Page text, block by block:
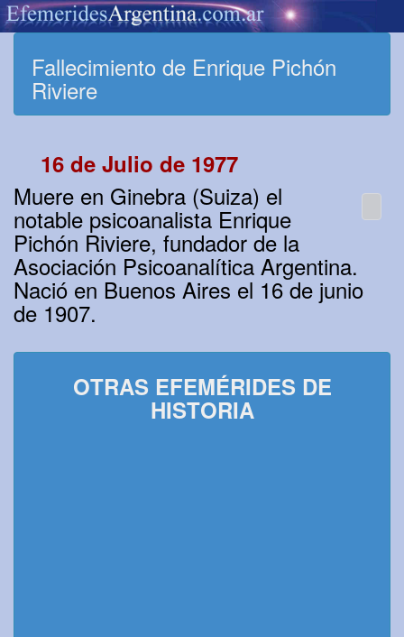
Fallecimiento de Enrique Pichón
Riviere
16 de Julio de 1977
Muere en Ginebra (Suiza) el
notable psicoanalista Enrique
Pichón Riviere, fundador de la
Asociación Psicoanalítica Argentina.
Nació en Buenos Aires el 16 de junio
de 1907.
OTRAS EFEMÉRIDES DE
HISTORIA